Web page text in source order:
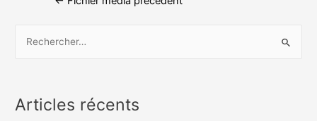
Articles récents